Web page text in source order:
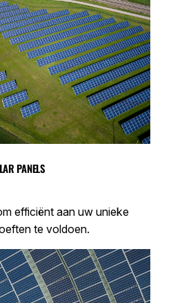
PANELS
efficiënt aan uw unieke
te voldoen.